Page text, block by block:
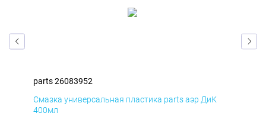
parts 26083952
Смазка универсальная пластика parts аэр ДиК
400мл